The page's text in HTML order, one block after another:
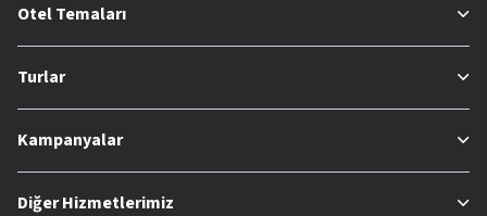
Otel Temaları
Turlar
Kampanyalar
Diğer Hizmetlerimiz